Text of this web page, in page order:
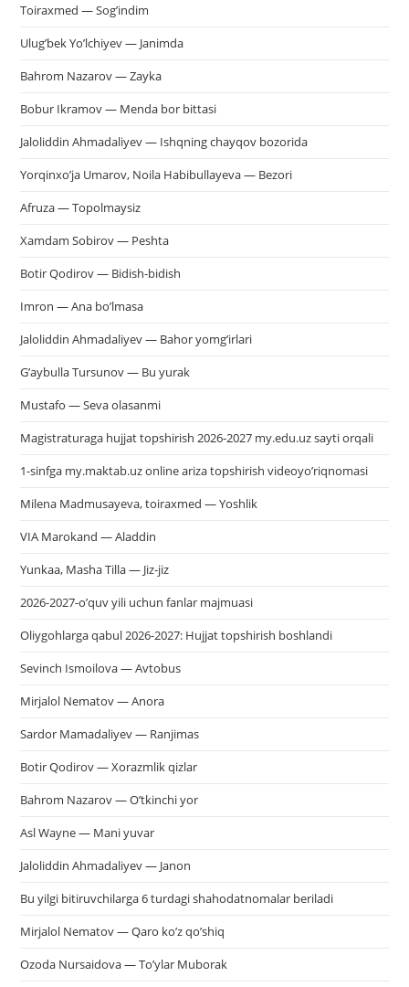
Toiraxmed — Sog’indim
Ulug’bek Yo’lchiyev — Janimda
Bahrom Nazarov — Zayka
Bobur Ikramov — Menda bor bittasi
Jaloliddin Ahmadaliyev — Ishqning chayqov bozorida
Yorqinxo’ja Umarov, Noila Habibullayeva — Bezori
Afruza — Topolmaysiz
Xamdam Sobirov — Peshta
Botir Qodirov — Bidish-bidish
Imron — Ana bo’lmasa
Jaloliddin Ahmadaliyev — Bahor yomg’irlari
G’aybulla Tursunov — Bu yurak
Mustafo — Seva olasanmi
Magistraturaga hujjat topshirish 2026-2027 my.edu.uz sayti orqali
1-sinfga my.maktab.uz online ariza topshirish videoyo’riqnomasi
Milena Madmusayeva, toiraxmed — Yoshlik
VIA Marokand — Aladdin
Yunkaa, Masha Tilla — Jiz-jiz
2026-2027-o’quv yili uchun fanlar majmuasi
Oliygohlarga qabul 2026-2027: Hujjat topshirish boshlandi
Sevinch Ismoilova — Avtobus
Mirjalol Nematov — Anora
Sardor Mamadaliyev — Ranjimas
Botir Qodirov — Xorazmlik qizlar
Bahrom Nazarov — O’tkinchi yor
Asl Wayne — Mani yuvar
Jaloliddin Ahmadaliyev — Janon
Bu yilgi bitiruvchilarga 6 turdagi shahodatnomalar beriladi
Mirjalol Nematov — Qaro ko’z qo’shiq
Ozoda Nursaidova — To’ylar Muborak